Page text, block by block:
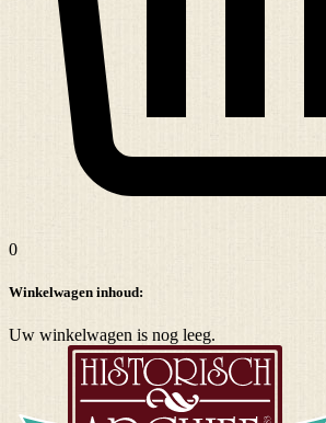
0
Winkelwagen inhoud:
Uw winkelwagen is nog leeg.